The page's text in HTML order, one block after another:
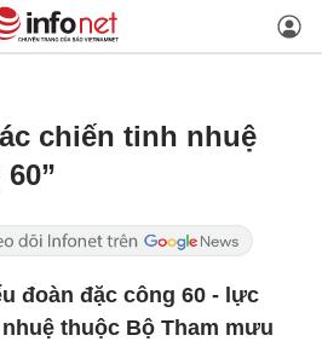
chiến tinh nhuệ
đoàn đặc công 60 - lực
thuộc Bộ Tham mưu